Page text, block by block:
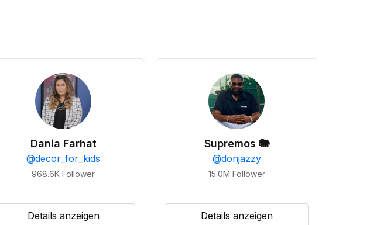
Dania Farhat
@decor_for_kids
968.6K Follower
Details anzeigen
Supremos 🐘
@donjazzy
15.0M Follower
Details anzeigen